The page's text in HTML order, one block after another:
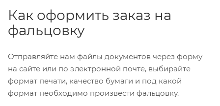
Как оформить заказ на
фальцовку
Отправляйте нам файлы документов через форму
на сайте или по электронной почте, выбирайте
формат печати, качество бумаги и под какой
формат необходимо произвести фальцовку.